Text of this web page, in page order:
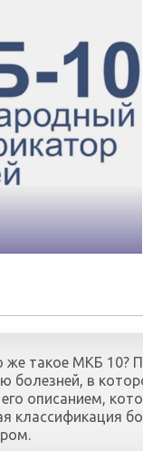
же такое МКБ 10?
в
описанием,